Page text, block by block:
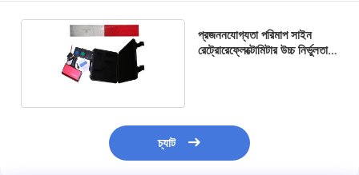
প্রজননযোগ্যতা পরিমাপ সাইন
রেট্রোরেফ্লেক্টোমিটার উচ্চ নির্ভুলতার
চ্যাট